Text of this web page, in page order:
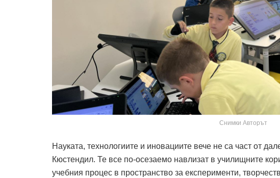
Снимки Авторът
Науката, технологиите и иновациите вече не са част от
Кюстендил. Те все по-осезаемо навлизат в училищните
учебния процес в пространство за експерименти,